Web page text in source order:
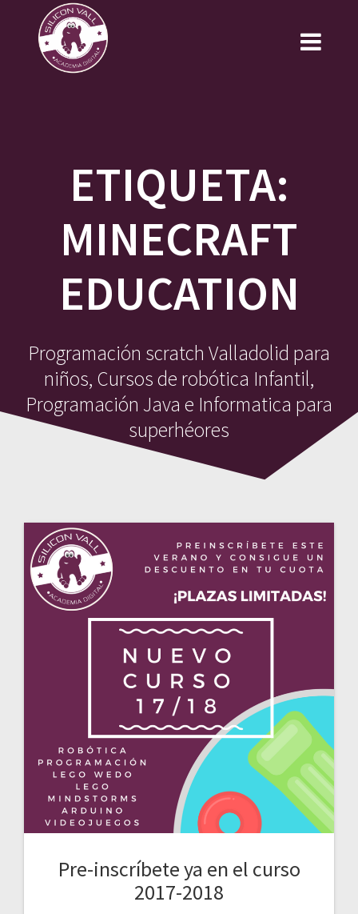
ETIQUETA:
MINECRAFT
EDUCATION
Programación scratch Valladolid para
niños, Cursos de robótica Infantil,
Programación Java e Informatica para
superhéores
Pre-inscríbete ya en el curso
2017-2018